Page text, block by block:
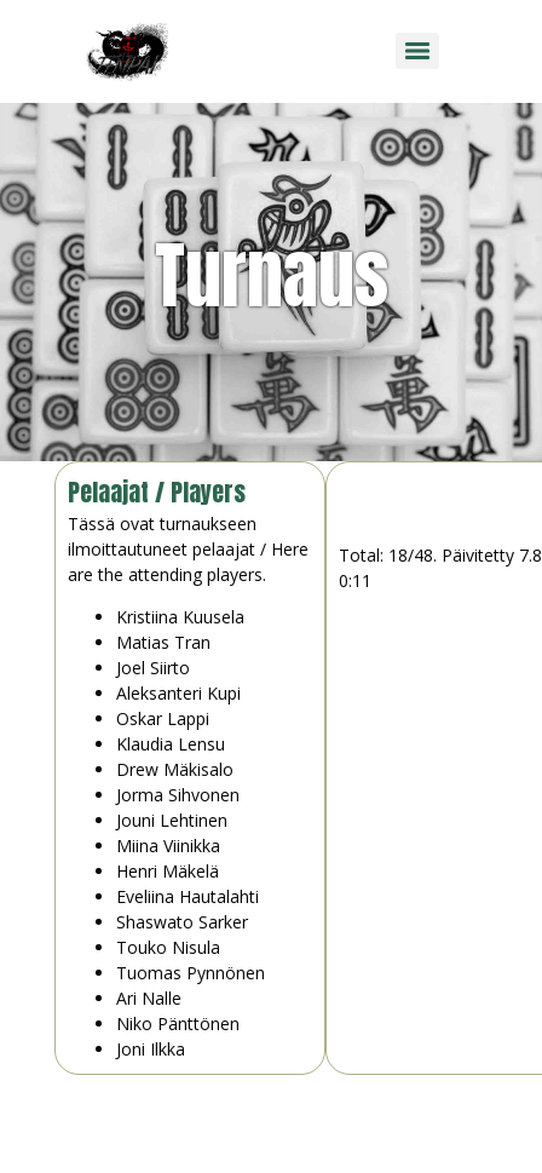
Turnaus
Pelaajat / Players
Tässä ovat turnaukseen
ilmoittautuneet pelaajat / Here
are the attending players.
Kristiina Kuusela
Matias Tran
Joel Siirto
Aleksanteri Kupi
Oskar Lappi
Klaudia Lensu
Drew Mäkisalo
Jorma Sihvonen
Jouni Lehtinen
Miina Viinikka
Henri Mäkelä
Eveliina Hautalahti
Shaswato Sarker
Touko Nisula
Tuomas Pynnönen
Ari Nalle
Niko Pänttönen
Joni Ilkka
Total: 18/48. Päivitetty
0:11